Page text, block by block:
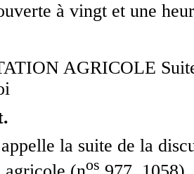
à vingt et une
AGRICOLE
la suite de la
os